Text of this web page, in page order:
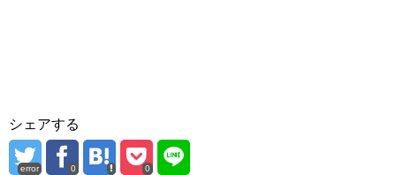
シェアする
error 0 0